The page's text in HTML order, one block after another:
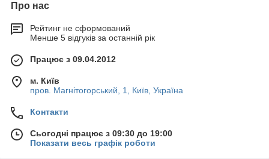
Про нас
Рейтинг не сформований
Менше 5 відгуків за останній рік
Працює з 09.04.2012
м. Київ
пров. Магнітогорський, 1, Київ, Україна
Контакти
Сьогодні працює з 09:30 до 19:00
Показати весь графік роботи